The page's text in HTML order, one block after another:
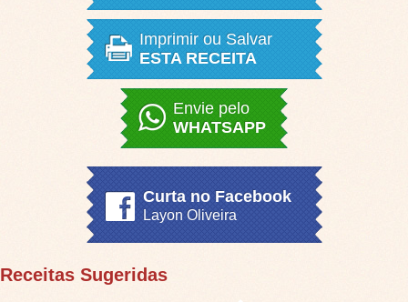
Imprimir ou Salvar
ESTA RECEITA
Envie pelo
WHATSAPP
Curta no Facebook
Layon Oliveira
Receitas Sugeridas